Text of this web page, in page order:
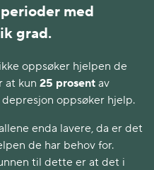
med
grad.
oppsøker hjelpen de
at kun 25 prosent av
oppsøker hjelp.
enda lavere, da er det
de har behov for.
til dette er at det i